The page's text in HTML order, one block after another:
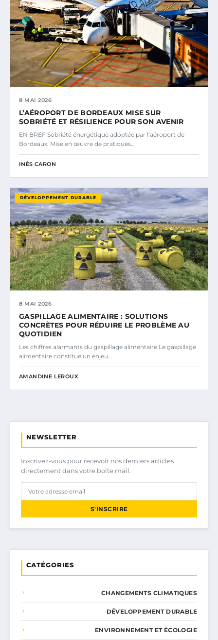
8 MAI 2026
L’AÉROPORT DE BORDEAUX MISE SUR
SOBRIÉTÉ ET RÉSILIENCE POUR SON AVENIR
EN BREF Sobriété énergétique adoptée par l’aéroport de
Bordeaux. Mise en œuvre de pratiques…
INÈS CARON
DÉVELOPPEMENT DURABLE
8 MAI 2026
GASPILLAGE ALIMENTAIRE : SOLUTIONS
CONCRÈTES POUR RÉDUIRE LE PROBLÈME AU
QUOTIDIEN
Les chiffres alarmants du gaspillage alimentaire Le gaspillage
alimentaire constitue un enjeu…
AMANDINE LEROUX
NEWSLETTER
Inscrivez-vous pour recevoir nos derniers articles
directement dans votre boîte mail.
S'INSCRIRE
CATÉGORIES
CHANGEMENTS CLIMATIQUES
DÉVELOPPEMENT DURABLE
ENVIRONNEMENT ET ÉCOLOGIE